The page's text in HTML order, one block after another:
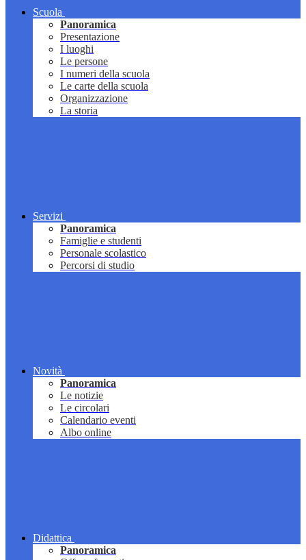
Scuola
Panoramica
Presentazione
I luoghi
Le persone
I numeri della scuola
Le carte della scuola
Organizzazione
La storia
Servizi
Panoramica
Famiglie e studenti
Personale scolastico
Percorsi di studio
Novità
Panoramica
Le notizie
Le circolari
Calendario eventi
Albo online
Didattica
Panoramica